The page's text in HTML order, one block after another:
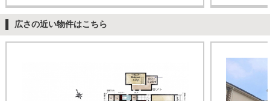
広さの近い物件はこちら